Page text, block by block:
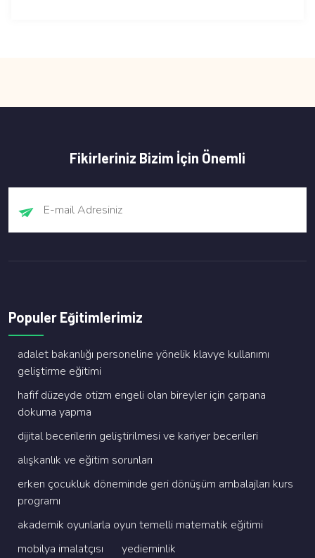
Fikirleriniz Bizim İçin Önemli
Populer Eğitimlerimiz
adalet bakanliği personeli̇ne yöneli̇k klavye kullanimi
geli̇şti̇rme eği̇ti̇mi̇
hafi̇f düzeyde oti̇zm engeli̇ olan bi̇reyler i̇çi̇n çarpana
dokuma yapma
di̇ji̇tal beceri̇leri̇n geli̇şti̇ri̇lmesi̇ ve kari̇yer beceri̇leri̇
alişkanlik ve eği̇ti̇m sorunlari
erken çocukluk dönemi̇nde geri̇ dönüşüm ambalajlari kurs
programi
akademi̇k oyunlarla oyun temelli̇ matemati̇k eği̇ti̇mi̇
mobi̇lya i̇malatçisi
yedi̇emi̇nli̇k